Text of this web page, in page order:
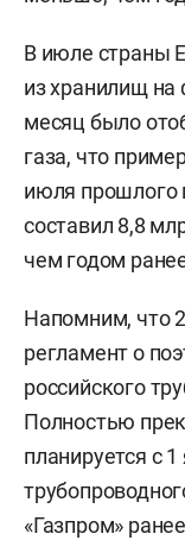
В июле страны
из хранилищ
месяц было
газа, что
июля прошлого
составил 8,8
чем годом
Напомним, что
регламент о
российского
Полностью
планируется с
«Газпром» ранее